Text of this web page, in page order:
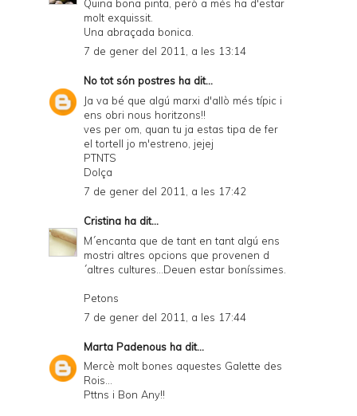
Quina bona pinta, però a més ha d'estar
molt exquissit.
Una abraçada bonica.
7 de gener del 2011, a les 13:14
No tot són postres ha dit...
Ja va bé que algú marxi d'allò més típic i
ens obri nous horitzons!!
ves per om, quan tu ja estas tipa de fer
el tortell jo m'estreno, jejej
PTNTS
Dolça
7 de gener del 2011, a les 17:42
Cristina ha dit...
M´encanta que de tant en tant algú ens
mostri altres opcions que provenen d
´altres cultures...Deuen estar boníssimes.
Petons
7 de gener del 2011, a les 17:44
Marta Padenous ha dit...
Mercè molt bones aquestes Galette des
Rois...
Pttns i Bon Any!!